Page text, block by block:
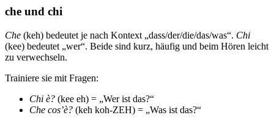
che und chi
Che (keh) bedeutet je nach Kontext „dass/der/die/das/was“. Chi
(kee) bedeutet „wer“. Beide sind kurz, häufig und beim Hören leicht
zu verwechseln.
Trainiere sie mit Fragen:
Chi è? (kee eh) = „Wer ist das?“
Che cos’è? (keh koh-ZEH) = „Was ist das?“